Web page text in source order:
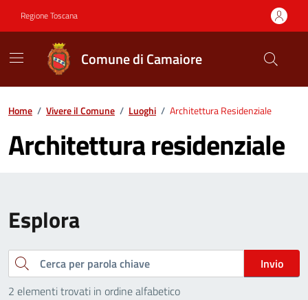
Regione Toscana
Comune di Camaiore
Contenuti in evidenza
Home / Vivere il Comune / Luoghi / Architettura Residenziale
Architettura residenziale
Esplora
Cerca
Invio
2 elementi trovati in ordine alfabetico